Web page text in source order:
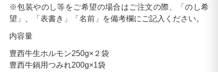
※包装やのし等をご希望の場合はご注文の際、「のし希
望」、「表書き」「名前」を備考欄にご記入ください。
内容量
豊西牛生ホルモン250g×２袋
豊西牛鍋用つみれ200g×1袋